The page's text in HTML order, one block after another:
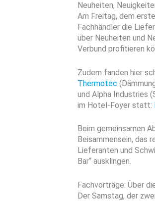
Neuheiten,
Am Freitag, dem
Fachhändler die
über Neuheiten und
Verbund profitieren
Zudem fanden hier
Thermotec
und Alpha Industries
im Hotel-Foyer statt:
Beim gemeinsamen
Beisammensein, das
Lieferanten und
Bar“ ausklingen.
Fachvorträge: Über
Der Samstag, der